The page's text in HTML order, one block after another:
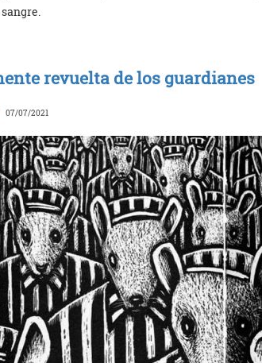
revuelta de los guardianes
07/07/2021